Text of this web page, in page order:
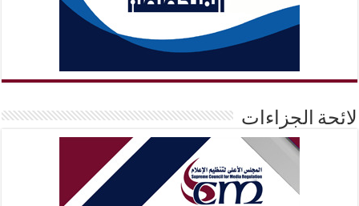
لائحة الجزاءات